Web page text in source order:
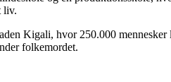
liv.
Kigali, hvor 250.000
folkemordet.